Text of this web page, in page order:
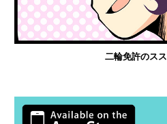
二輪免許のスス